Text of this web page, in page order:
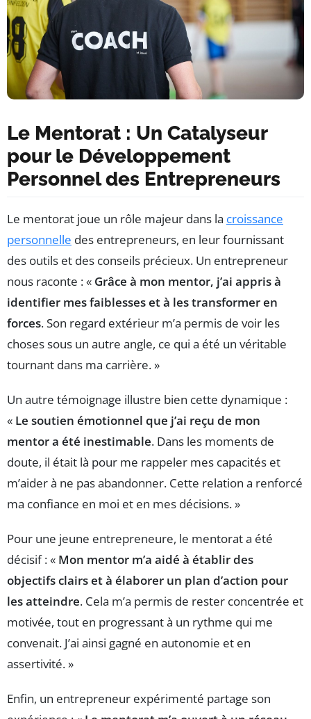
Le Mentorat : Un Catalyseur
pour le Développement
Personnel des Entrepreneurs
Le mentorat joue un rôle majeur dans la croissance
personnelle des entrepreneurs, en leur fournissant
des outils et des conseils précieux. Un entrepreneur
nous raconte : « Grâce à mon mentor, j’ai appris à
identifier mes faiblesses et à les transformer en
forces. Son regard extérieur m’a permis de voir les
choses sous un autre angle, ce qui a été un véritable
tournant dans ma carrière. »
Un autre témoignage illustre bien cette dynamique :
« Le soutien émotionnel que j’ai reçu de mon
mentor a été inestimable. Dans les moments de
doute, il était là pour me rappeler mes capacités et
m’aider à ne pas abandonner. Cette relation a renforcé
ma confiance en moi et en mes décisions. »
Pour une jeune entrepreneure, le mentorat a été
décisif : « Mon mentor m’a aidé à établir des
objectifs clairs et à élaborer un plan d’action pour
les atteindre. Cela m’a permis de rester concentrée et
motivée, tout en progressant à un rythme qui me
convenait. J’ai ainsi gagné en autonomie et en
assertivité. »
Enfin, un entrepreneur expérimenté partage son